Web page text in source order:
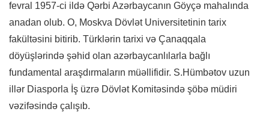
fevral 1957-ci ildə Qərbi Azərbaycanın Göyçə mahalında
anadan olub. O, Moskva Dövlət Universitetinin tarix
fakültəsini bitirib. Türklərin tarixi və Çanaqqala
döyüşlərində şəhid olan azərbaycanlılarla bağlı
fundamental araşdırmaların müəllifidir. S.Hümbətov uzun
illər Diasporla İş üzrə Dövlət Komitəsində şöbə müdiri
vəzifəsində çalışıb.